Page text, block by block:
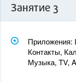
Занятие 3
Приложения:
Контакты,
Музыка, TV,